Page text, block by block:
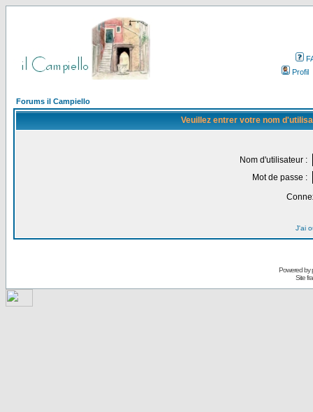
Profil
Forums il Campiello
Veuillez entrer votre nom
Nom d'utilisateur :
Mot de passe :
J'ai
Powered by
Site